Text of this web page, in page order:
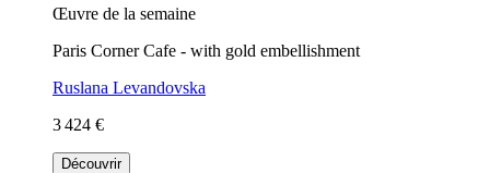
Œuvre de la semaine
Paris Corner Cafe - with gold embellishment
Ruslana Levandovska
3 424 €
Découvrir